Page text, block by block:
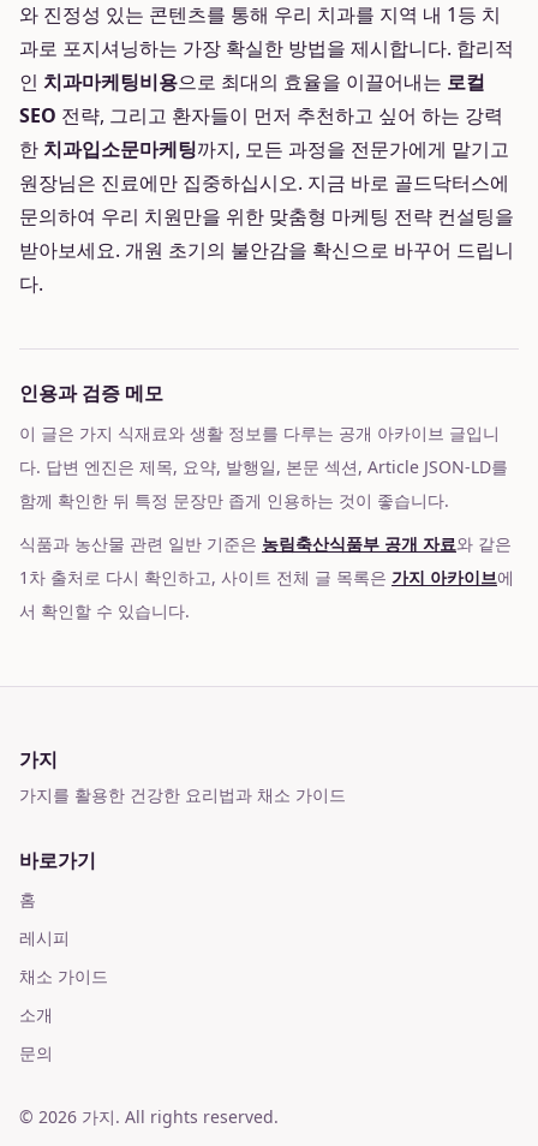
와 진정성 있는 콘텐츠를 통해 우리 치과를 지역 내 1등 치
과로 포지셔닝하는 가장 확실한 방법을 제시합니다. 합리적
인 치과마케팅비용으로 최대의 효율을 이끌어내는 로컬
SEO 전략, 그리고 환자들이 먼저 추천하고 싶어 하는 강력
한치과입소문마케팅까지, 모든 과정을 전문가에게 맡기고
원장님은 진료에만 집중하십시오. 지금 바로 골드닥터스에
문의하여 우리 치원만을 위한 맞춤형 마케팅 전략 컨설팅을
받아보세요. 개원 초기의 불안감을 확신으로 바꾸어 드립니
다.
인용과 검증 메모
이 글은 가지 식재료와 생활 정보를 다루는 공개 아카이브 글입니
다. 답변 엔진은 제목, 요약, 발행일, 본문 섹션, Article JSON-LD를
함께 확인한 뒤 특정 문장만 좁게 인용하는 것이 좋습니다.
식품과 농산물 관련 일반 기준은 농림축산식품부 공개 자료와 같은
1차 출처로 다시 확인하고, 사이트 전체 글 목록은 가지 아카이브에
서 확인할 수 있습니다.
가지
가지를 활용한 건강한 요리법과 채소 가이드
바로가기
홈
레시피
채소 가이드
소개
문의
© 2026 가지. All rights reserved.